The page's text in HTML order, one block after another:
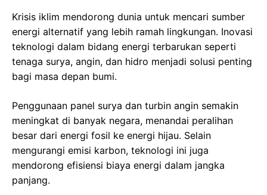
Krisis iklim mendorong dunia untuk mencari sumber
energi alternatif yang lebih ramah lingkungan. Inovasi
teknologi dalam bidang energi terbarukan seperti
tenaga surya, angin, dan hidro menjadi solusi penting
bagi masa depan bumi.
Penggunaan panel surya dan turbin angin semakin
meningkat di banyak negara, menandai peralihan
besar dari energi fosil ke energi hijau. Selain
mengurangi emisi karbon, teknologi ini juga
mendorong efisiensi biaya energi dalam jangka
panjang.